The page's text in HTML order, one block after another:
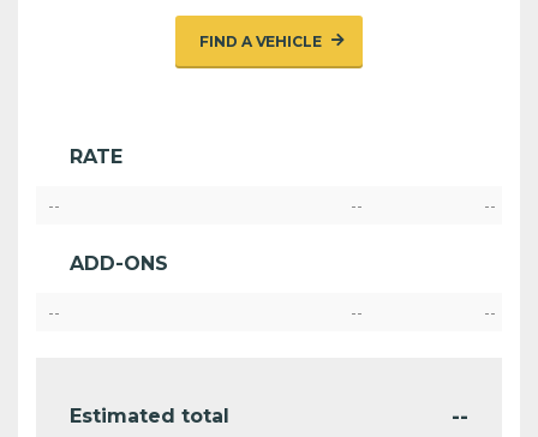
FIND A VEHICLE
RATE
-- -- --
ADD-ONS
-- -- --
Estimated total --